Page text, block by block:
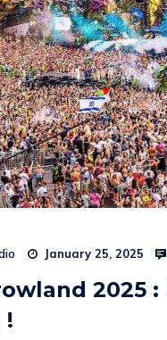
January 25, 2025
2025
!